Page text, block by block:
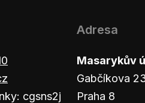
cgsns2j
Adresa
Masarykův
Gabčíkova
Praha 8